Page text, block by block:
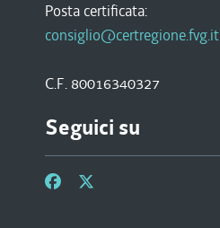
Posta certificata:
consiglio@certregione.fvg.it
C.F. 80016340327
Seguici su